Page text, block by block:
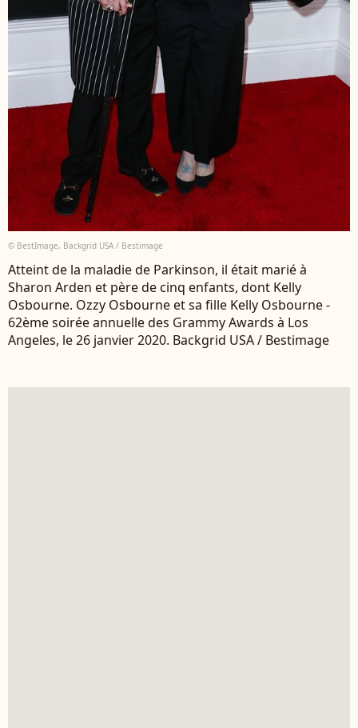
© BestImage, Backgrid USA / Bestimage
Atteint de la maladie de Parkinson, il était marié à
Sharon Arden et père de cinq enfants, dont Kelly
Osbourne. Ozzy Osbourne et sa fille Kelly Osbourne -
62ème soirée annuelle des Grammy Awards à Los
Angeles, le 26 janvier 2020. Backgrid USA / Bestimage